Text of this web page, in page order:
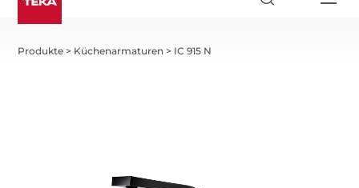
Produkte > Küchenarmaturen > IC 915 N